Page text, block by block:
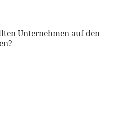
Unternehmen auf den